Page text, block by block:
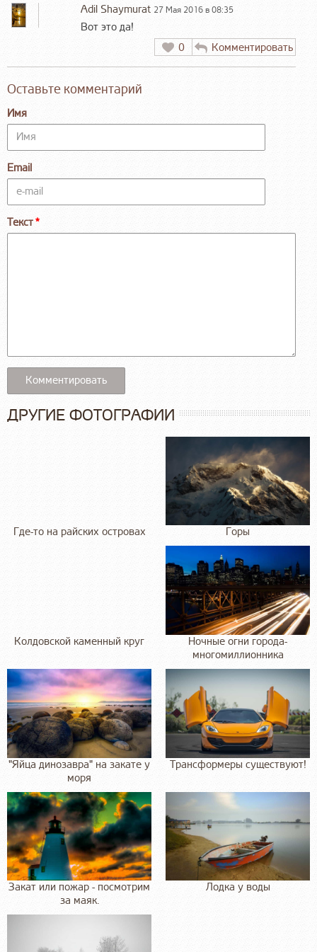
Adil Shaymurat 27 Мая 2016 в 08:35
Вот это да!
0
Комментировать
Оставьте комментарий
Имя
Email
Текст
ДРУГИЕ ФОТОГРАФИИ
Где-то на райских островах Горы
Колдовской каменный круг
Ночные огни города-
многомиллионника
"Яйца динозавра" на закате у
моря
Трансформеры существуют!
Закат или пожар - посмотрим
за маяк.
Лодка у воды